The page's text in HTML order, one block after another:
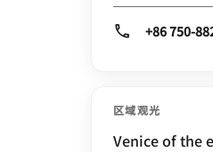
+86 750-
区域观光
Venice of the